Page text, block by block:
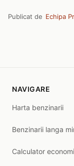
Publicat de Echipa
NAVIGARE
Harta benzinarii
Benzinarii langa
Calculator